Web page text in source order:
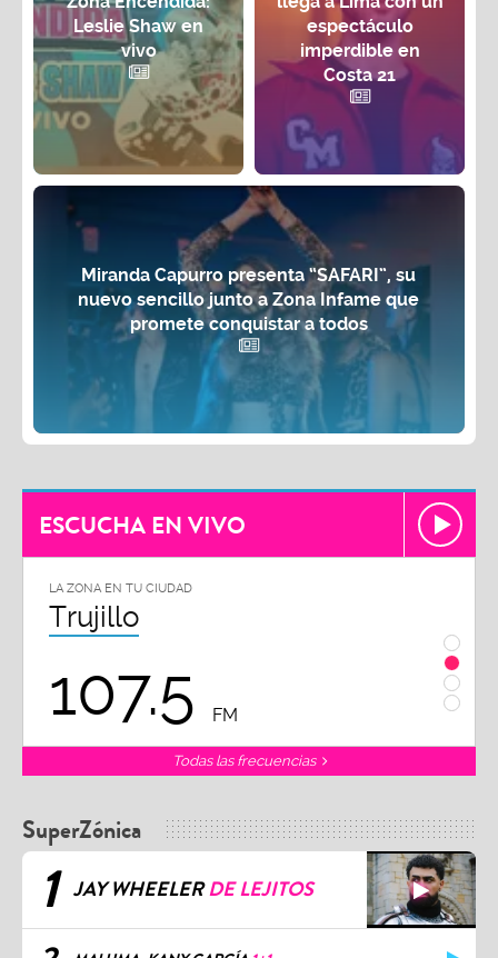
Leslie Shaw en
vivo
espectáculo
imperdible en
Costa 21
Miranda Capurro presenta “SAFARI”, su
nuevo sencillo junto a Zona Infame que
promete conquistar a todos
ESCUCHA EN VIVO
LA ZONA EN TU CIUDAD
Trujillo
107.5 FM
Todas las frecuencias
SuperZónica
1 JAY WHEELERDE LEJITOS